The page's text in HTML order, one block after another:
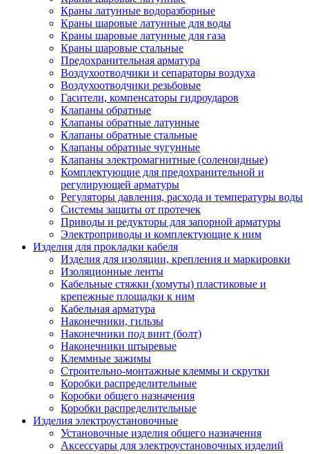
Краны латунные водоразборные
Краны шаровые латунные для воды
Краны шаровые латунные для газа
Краны шаровые стальные
Предохранительная арматура
Воздухоотводчики и сепараторы воздуха
Воздухоотводчики резьбовые
Гасители, компенсаторы гидроударов
Клапаны обратные
Клапаны обратные латунные
Клапаны обратные стальные
Клапаны обратные чугунные
Клапаны электромагнитные (соленоидные)
Комплектующие для предохранительной и
регулирующей арматуры
Регуляторы давления, расхода и температуры воды
Системы защиты от протечек
Приводы и редукторы для запорной арматуры
Электроприводы и комплектующие к ним
Изделия для прокладки кабеля
Изделия для изоляции, крепления и маркировки
Изоляционные ленты
Кабельные стяжки (хомуты) пластиковые и
крепежные площадки к ним
Кабельная арматура
Наконечники, гильзы
Наконечники под винт (болт)
Наконечники штыревые
Клеммные зажимы
Строительно-монтажные клеммы и скрутки
Коробки распределительные
Коробки общего назначения
Коробки распределительные
Изделия электроустановочные
Установочные изделия общего назначения
Аксессуары для электроустановочных изделий